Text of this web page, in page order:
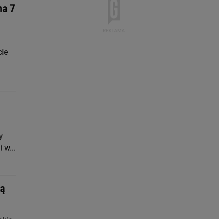
7
w...